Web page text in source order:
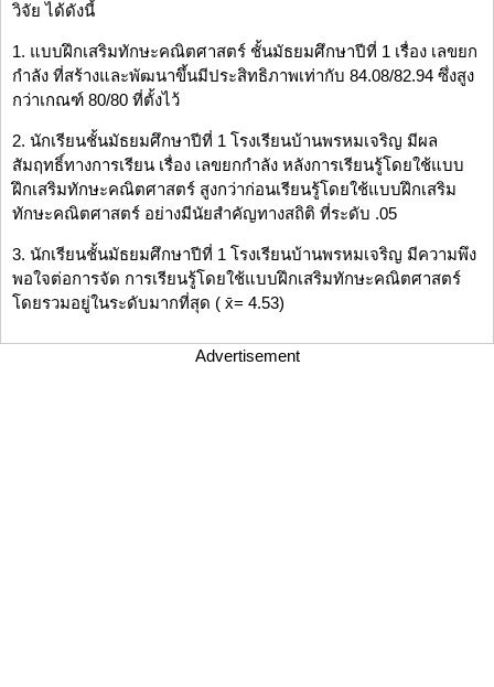
วิจัย ได้ดังนี้
1. แบบฝึกเสริมทักษะคณิตศาสตร์ ชั้นมัธยมศึกษาปีที่ 1 เรื่อง เลขยก
กำลัง ที่สร้างและพัฒนาขึ้นมีประสิทธิภาพเท่ากับ 84.08/82.94 ซึ่งสูง
กว่าเกณฑ์ 80/80 ที่ตั้งไว้
2. นักเรียนชั้นมัธยมศึกษาปีที่ 1 โรงเรียนบ้านพรหมเจริญ มีผล
สัมฤทธิ์ทางการเรียน เรื่อง เลขยกกำลัง หลังการเรียนรู้โดยใช้แบบ
ฝึกเสริมทักษะคณิตศาสตร์ สูงกว่าก่อนเรียนรู้โดยใช้แบบฝึกเสริม
ทักษะคณิตศาสตร์ อย่างมีนัยสำคัญทางสถิติ ที่ระดับ .05
3. นักเรียนชั้นมัธยมศึกษาปีที่ 1 โรงเรียนบ้านพรหมเจริญ มีความพึง
พอใจต่อการจัด การเรียนรู้โดยใช้แบบฝึกเสริมทักษะคณิตศาสตร์
โดยรวมอยู่ในระดับมากที่สุด ( x̄= 4.53)
Advertisement